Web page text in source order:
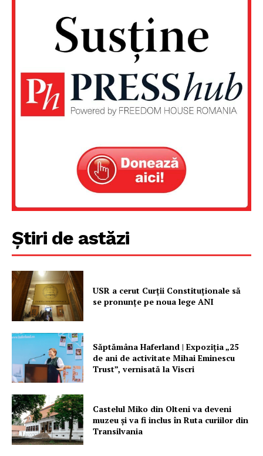
Știri de astăzi
USR a cerut Curții Constituționale să
se pronunțe pe noua lege ANI
Săptămâna Haferland | Expoziţia „25
de ani de activitate Mihai Eminescu
Trust”, vernisată la Viscri
Castelul Miko din Olteni va deveni
muzeu şi va fi inclus în Ruta curiilor din
Transilvania